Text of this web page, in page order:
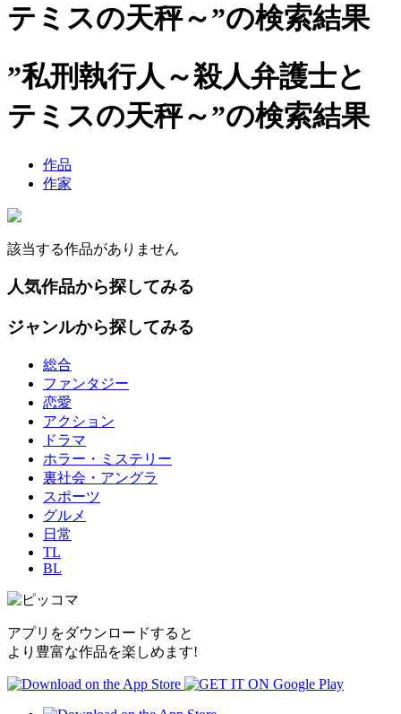
テミスの天秤～”の検索結果
”私刑執行人～殺人弁護士と
テミスの天秤～”の検索結果
作品
作家
該当する作品がありません
人気作品から探してみる
ジャンルから探してみる
総合
ファンタジー
恋愛
アクション
ドラマ
ホラー・ミステリー
裏社会・アングラ
スポーツ
グルメ
日常
TL
BL
アプリをダウンロードすると
より豊富な作品を楽しめます!